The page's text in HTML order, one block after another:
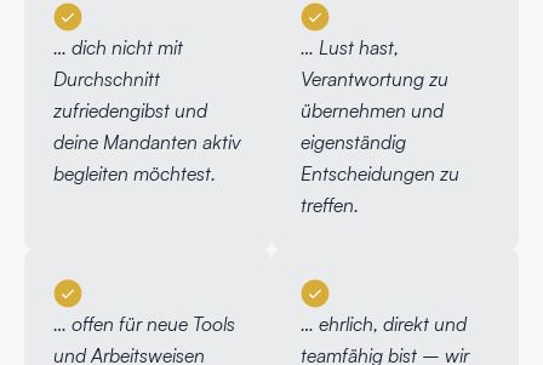
… dich nicht mit
Durchschnitt
zufriedengibst und
deine Mandanten aktiv
begleiten möchtest.
… Lust hast,
Verantwortung zu
übernehmen und
eigenständig
Entscheidungen zu
treffen.
… offen für neue Tools
und Arbeitsweisen
… ehrlich, direkt und
teamfähig bist – wir